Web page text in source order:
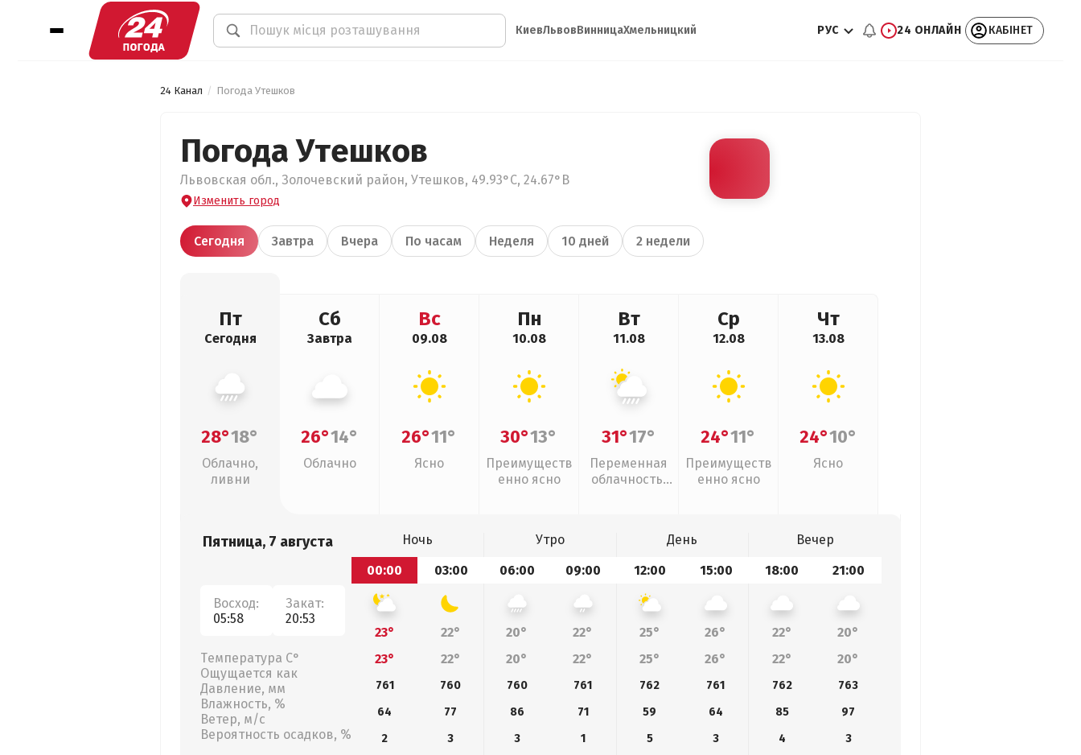
КиевЛьвовВинницаХмельницкий РУС 24 ОНЛАЙН КАБІНЕТ
24 Канал Погода Утешков
Погода Утешков
Львовская обл., Золочевский район, Утешков, 49.93°С, 24.67°В
Изменить город
Сегодня Завтра Вчера По часам Неделя 10 дней 2 недели
Пт
Сегодня
28°18°
Облачно,
ливни
Сб
Завтра
26°14°
Облачно
Вс
09.08
26°11°
Ясно
Пн
10.08
30°13°
Преимуществ
енно ясно
Вт
11.08
31°17°
Переменная
облачность,
Ср
12.08
24°11°
Преимуществ
енно ясно
Чт
13.08
24°10°
Ясно
Пятница, 7 августа
Восход:
05:58
Закат:
20:53
Температура С°
Ощущается как
Давление, мм
Влажность, %
Ветер, м/с
Вероятность осадков, %
Ночь Утро День
Вечер
00:00
03:00 06:00 09:00 12:00 15:00 18:00 21:00
23° 22° 20° 22° 25° 26° 22°
20°
23°
22° 20° 22° 25° 26° 22° 20°
761 760 760 761 762 761 762
763
64
77 86 71 59 64 85
97
2
3 3 1 5 3 4
3